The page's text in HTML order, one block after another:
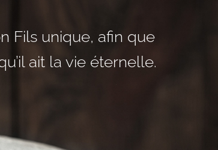
Fils unique, afin que
ait la vie éternelle.
Jésus est le Christ, le
vie par son nom.
vous vous aimiez l’un